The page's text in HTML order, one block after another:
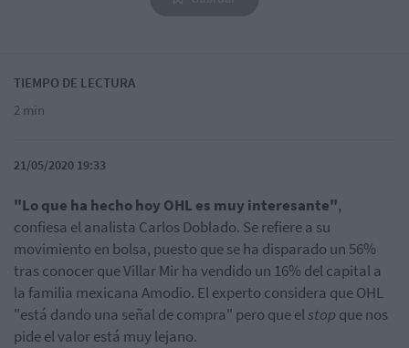
TIEMPO DE LECTURA
2 min
21/05/2020 19:33
"Lo que ha hecho hoy OHL es muy interesante",
confiesa el analista Carlos Doblado. Se refiere a su
movimiento en bolsa, puesto que se ha disparado un 56%
tras conocer que Villar Mir ha vendido un 16% del capital a
la familia mexicana Amodio. El experto considera que OHL
"está dando una señal de compra" pero que elstop que nos
pide el valor está muy lejano.